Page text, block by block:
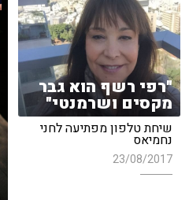
"רפי רשף הוא גבר
מקסים ושרמנטי"
שיחת טלפון מפתיעה לחני
נחמיאס
23/08/2017